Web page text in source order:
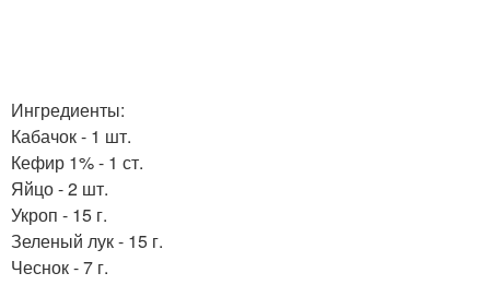
Ингредиенты:
Кабачок - 1 шт.
Кефир 1% - 1 ст.
Яйцо - 2 шт.
Укроп - 15 г.
Зеленый лук - 15 г.
Чеснок - 7 г.